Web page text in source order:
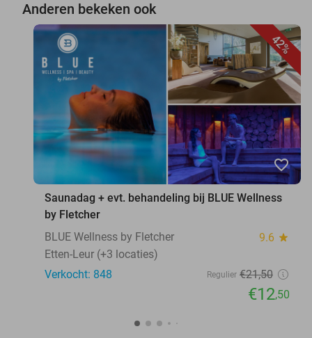
Anderen bekeken ook
42%
favorite_border
Saunadag + evt. behandeling bij BLUE Wellness
by Fletcher
BLUE Wellness by Fletcher
9.6 star
Etten-Leur (+3 locaties)
Verkocht: 848
Regulier €21,50
€12,50